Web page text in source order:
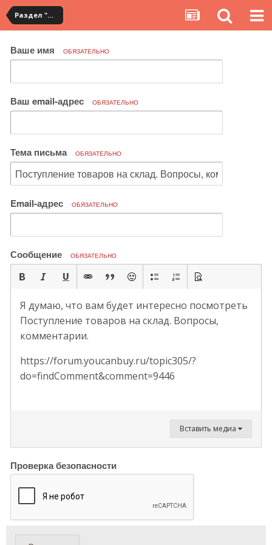
Раздел "Мои покупки" на сервисе YouCanBuy
Ваше имя ОБЯЗАТЕЛЬНО
Ваш email-адрес ОБЯЗАТЕЛЬНО
Тема письма ОБЯЗАТЕЛЬНО
Email-адрес ОБЯЗАТЕЛЬНО
Сообщение ОБЯЗАТЕЛЬНО
Я думаю, что вам будет интересно посмотреть
Поступление товаров на склад. Вопросы,
комментарии.
https://forum.youcanbuy.ru/topic305/?
do=findComment&comment=9446
Вставить медиа
Проверка безопасности